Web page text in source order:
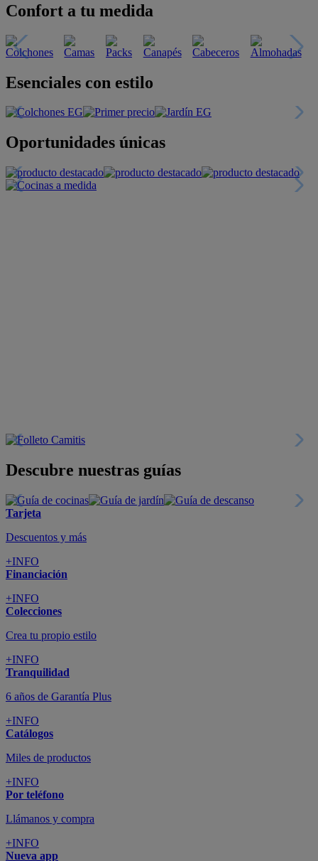
Confort a tu medida
Esenciales con estilo
Oportunidades únicas
Descubre nuestras guías
Tarjeta
Descuentos y más
+INFO
Financiación
+INFO
Colecciones
Crea tu propio estilo
+INFO
Tranquilidad
6 años de Garantía Plus
+INFO
Catálogos
Miles de productos
+INFO
Por teléfono
Llámanos y compra
+INFO
Nueva app